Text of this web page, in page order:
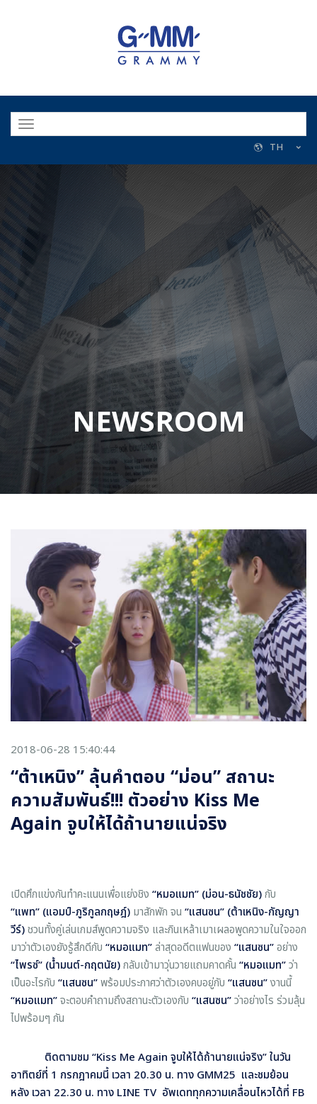
TH
NEWSROOM
2018-06-28 15:40:44
“ต้าเหนิง” ลุ้นคำตอบ “ม่อน” สถานะ
ความสัมพันธ์!!! ตัวอย่าง Kiss Me
Again จูบให้ได้ถ้านายแน่จริง
เปิดศึกแข่งกันทำคะแนนเพื่อแย่งชิง “หมอแมท” (ม่อน-ธนัชชัย)กับ
“แพท” (แอมป์-ภูริกูลกฤษฎ์) มาสักพัก จน “แสนซน” (ต้าเหนิง-กัญญา
วีร์)ชวนทั้งคู่เล่นเกมส์พูดความจริง และกินเหล้าเมาเผลอพูดความในใจออก
มาว่าตัวเองยังรู้สึกดีกับ “หมอแมท”ล่าสุดอดีตแฟนของ “แสนซน”อย่าง
“ไพรซ์” (น้ำมนต์-กฤตนัย)กลับเข้ามาวุ่นวายแถมคาดคั้น “หมอแมท”ว่า
เป็นอะไรกับ “แสนซน”พร้อมประกาศว่าตัวเองคบอยู่กับ “แสนซน”งานนี้
“หมอแมท”จะตอบคำถามถึงสถานะตัวเองกับ “แสนซน”ว่าอย่างไร ร่วมลุ้น
ไปพร้อมๆ กัน
ติดตามชม “Kiss Me Again จูบให้ได้ถ้านายแน่จริง” ในวัน
อาทิตย์ที่ 1 กรกฎาคมนี้ เวลา 20.30 น. ทาง GMM25 และชมย้อน
หลัง เวลา 22.30 น. ทาง LINE TV อัพเดททุกความเคลื่อนไหวได้ที่ FB